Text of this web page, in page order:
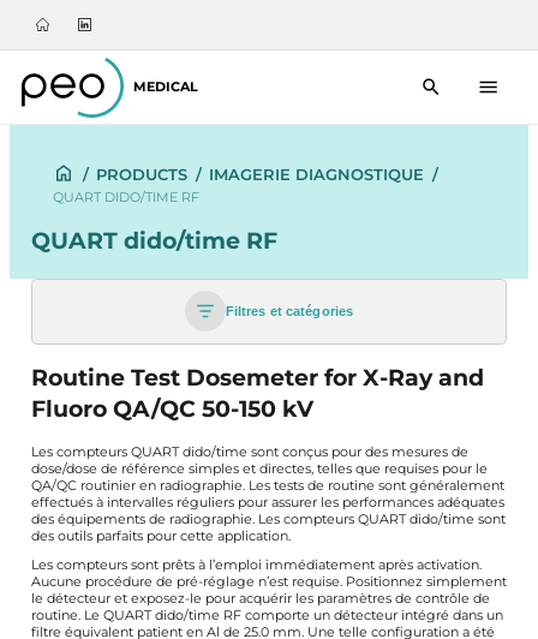
MEDICAL
/ PRODUCTS / IMAGERIE DIAGNOSTIQUE /
QUART DIDO/TIME RF
QUART dido/time RF
Filtres et catégories
Routine Test Dosemeter for X-Ray and
Fluoro QA/QC 50-150 kV
Les compteurs QUART dido/time sont conçus pour des mesures de
dose/dose de référence simples et directes, telles que requises pour le
QA/QC routinier en radiographie. Les tests de routine sont généralement
effectués à intervalles réguliers pour assurer les performances adéquates
des équipements de radiographie. Les compteurs QUART dido/time sont
des outils parfaits pour cette application.
Les compteurs sont prêts à l’emploi immédiatement après activation.
Aucune procédure de pré-réglage n’est requise. Positionnez simplement
le détecteur et exposez-le pour acquérir les paramètres de contrôle de
routine. Le QUART dido/time RF comporte un détecteur intégré dans un
filtre équivalent patient en Al de 25.0 mm. Une telle configuration a été